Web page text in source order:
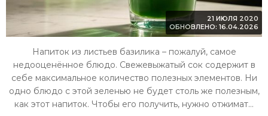
21 ИЮЛЯ 2020
ОБНОВЛЕНО: 16.04.2026
Напиток из листьев базилика – пожалуй, самое
недооценённое блюдо. Свежевыжатый сок содержит в
себе максимальное количество полезных элементов. Ни
одно блюдо с этой зеленью не будет столь же полезным,
как этот напиток. Чтобы его получить, нужно отжимат...